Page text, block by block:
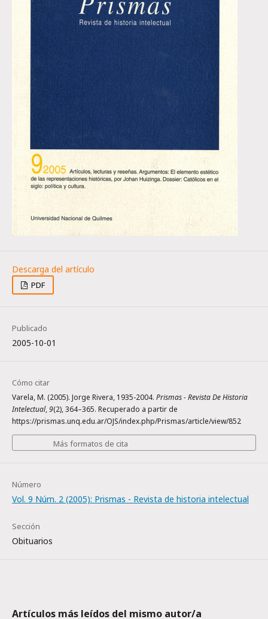
PDF
Publicado
2005-10-01
Cómo citar
Varela, M. (2005). Jorge Rivera, 1935-2004. Prismas - Revista De Historia
Intelectual,9(2), 364–365. Recuperado a partir de
https://prismas.unq.edu.ar/OJS/index.php/Prismas/article/view/852
Más formatos de cita
Número
Vol. 9 Núm. 2 (2005): Prismas - Revista de historia intelectual
Sección
Obituarios
Artículos más leídos del mismo autor/a